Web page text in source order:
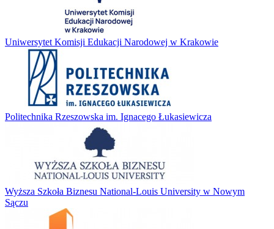
Uniwersytet Komisji Edukacji Narodowej w Krakowie
Politechnika Rzeszowska im. Ignacego Łukasiewicza
Wyższa Szkoła Biznesu National-Louis University w Nowym
Sączu